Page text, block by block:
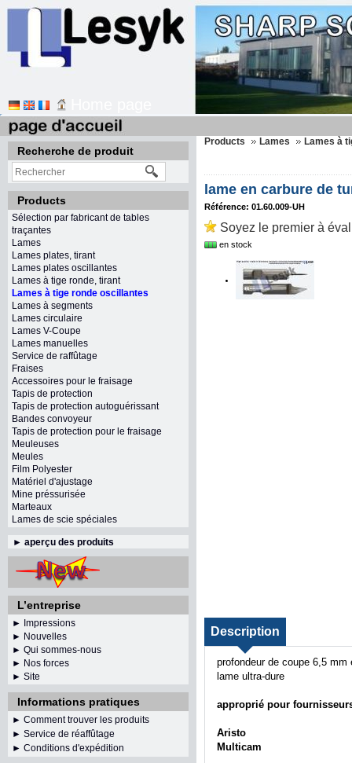
Recherche de produit
Products
Sélection par fabricant de tables
traçantes
Lames
Lames plates, tirant
Lames plates oscillantes
Lames à tige ronde, tirant
Lames à tige ronde oscillantes
Lames à segments
Lames circulaire
Lames V-Coupe
Lames manuelles
Service de raffûtage
Fraises
Accessoires pour le fraisage
Tapis de protection
Tapis de protection autoguérissant
Bandes convoyeur
Tapis de protection pour le fraisage
Meuleuses
Meules
Film Polyester
Matériel d'ajustage
Mine préssurisée
Marteaux
Lames de scie spéciales
► aperçu des produits
L’entreprise
► Impressions
► Nouvelles
► Qui sommes-nous
► Nos forces
► Site
Informations pratiques
► Comment trouver les produits
► Service de réaffûtage
► Conditions d'expédition
Products Lames Lames à
lame en carbure de
Référence: 01.60.009-UH
Soyez le premier à
en stock
Description
profondeur de coupe 6,5 mm
lame ultra-dure
approprié pour
Aristo
Multicam